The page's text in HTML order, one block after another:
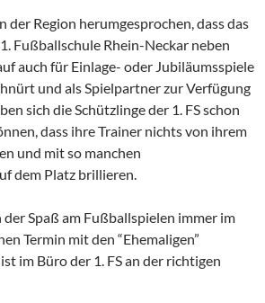
der Region herumgesprochen, dass das
Fußballschule Rhein-Neckar neben
auch für Einlage- oder Jubiläumsspiele
und als Spielpartner zur Verfügung
sich die Schützlinge der 1. FS schon
dass ihre Trainer nichts von ihrem
und mit so manchen
dem Platz brillieren.
Spaß am Fußballspielen immer im
Termin mit den “Ehemaligen”
im Büro der 1. FS an der richtigen